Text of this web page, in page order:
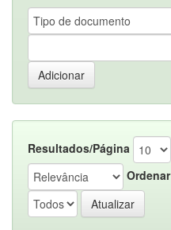
Resultados/Página
Ordenar